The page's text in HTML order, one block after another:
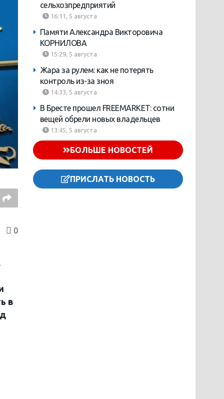
0
в
сельхозпредприятий
16:11, 5 августа
Памяти Александра Викторовича
КОРНИЛОВА
15:29, 5 августа
Жара за рулем: как не потерять
контроль из-за зноя
14:33, 5 августа
В Бресте прошел FREEMARKET: сотни
вещей обрели новых владельцев
13:45, 5 августа
БОЛЬШЕ НОВОСТЕЙ
ПРИСЛАТЬ НОВОСТЬ